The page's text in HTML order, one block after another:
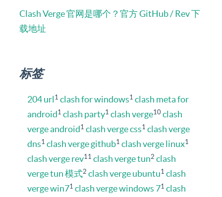
Clash Verge 官网是哪个？官方 GitHub / Rev 下
载地址
标签
204 url 1 clash for windows1 clash meta for
android1 clash party1 clash verge10 clash
verge android1 clash verge css1 clash verge
dns1 clash verge github1 clash verge linux1
clash verge rev11 clash verge tun2 clash
verge tun 模式2 clash verge ubuntu1 clash
verge win71 clash verge windows 71 clash